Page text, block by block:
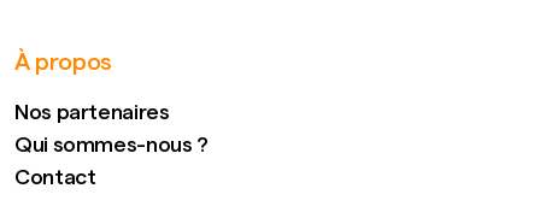
À propos
Nos partenaires
Qui sommes-nous ?
Contact